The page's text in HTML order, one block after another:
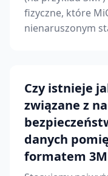
fizyczne, które
nienaruszonym
Czy istnieje
związane z
danych
formatem